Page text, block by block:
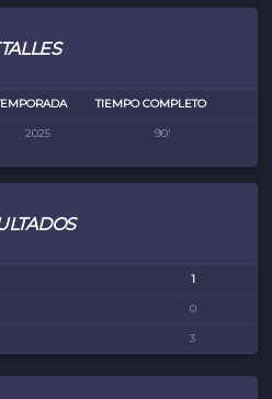
TIEMPO COMPLETO
2025 90'
1
0
3